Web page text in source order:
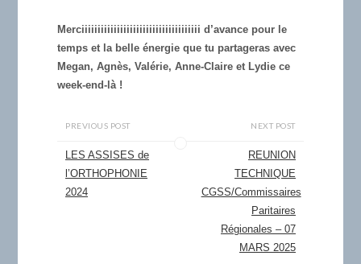
Merciiiiiiiiiiiiiiiiiiiiiiiiiiiiiiiiiiiii d’avance pour le
temps et la belle énergie que tu partageras avec
Megan, Agnès, Valérie, Anne-Claire et Lydie ce
week-end-là !
PREVIOUS POST
LES ASSISES de
l’ORTHOPHONIE
2024
NEXT POST
REUNION
TECHNIQUE
CGSS/Commissaires
Paritaires
Régionales – 07
MARS 2025